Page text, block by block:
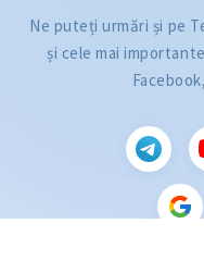
Ne puteți urmări și pe
și cele mai